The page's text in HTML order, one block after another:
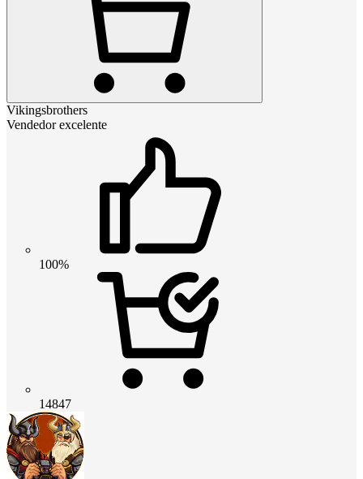
Vikingsbrothers
Vendedor excelente
100%
14847